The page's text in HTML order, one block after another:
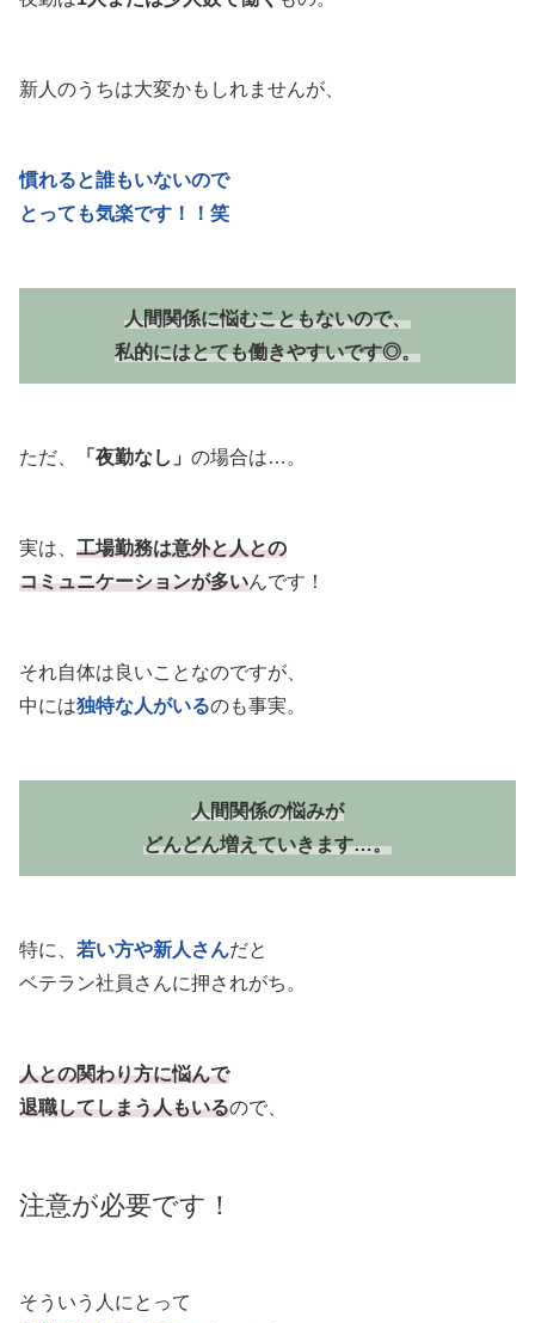
新人のうちは大変かもしれませんが、
慣れると誰もいないので
とっても気楽です！！笑
人間関係に悩むこともないので、
私的にはとても働きやすいです◎。
ただ、 「夜勤なし」 の場合は…。
実は、 工場勤務は意外と人との
コミュニケーションが多いんです！
それ自体は良いことなのですが、
中には独特な人がいるのも事実。
人間関係の悩みが
どんどん増えていきます…。
特に、 若い方や新人さんだと
ベテラン社員さんに押されがち。
人との関わり方に悩んで
退職してしまう人もいるので、
注意が必要です！
そういう人にとって